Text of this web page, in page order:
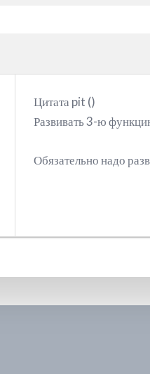
Цитата pit ()
Развивать 3-ю
Обязательно надо